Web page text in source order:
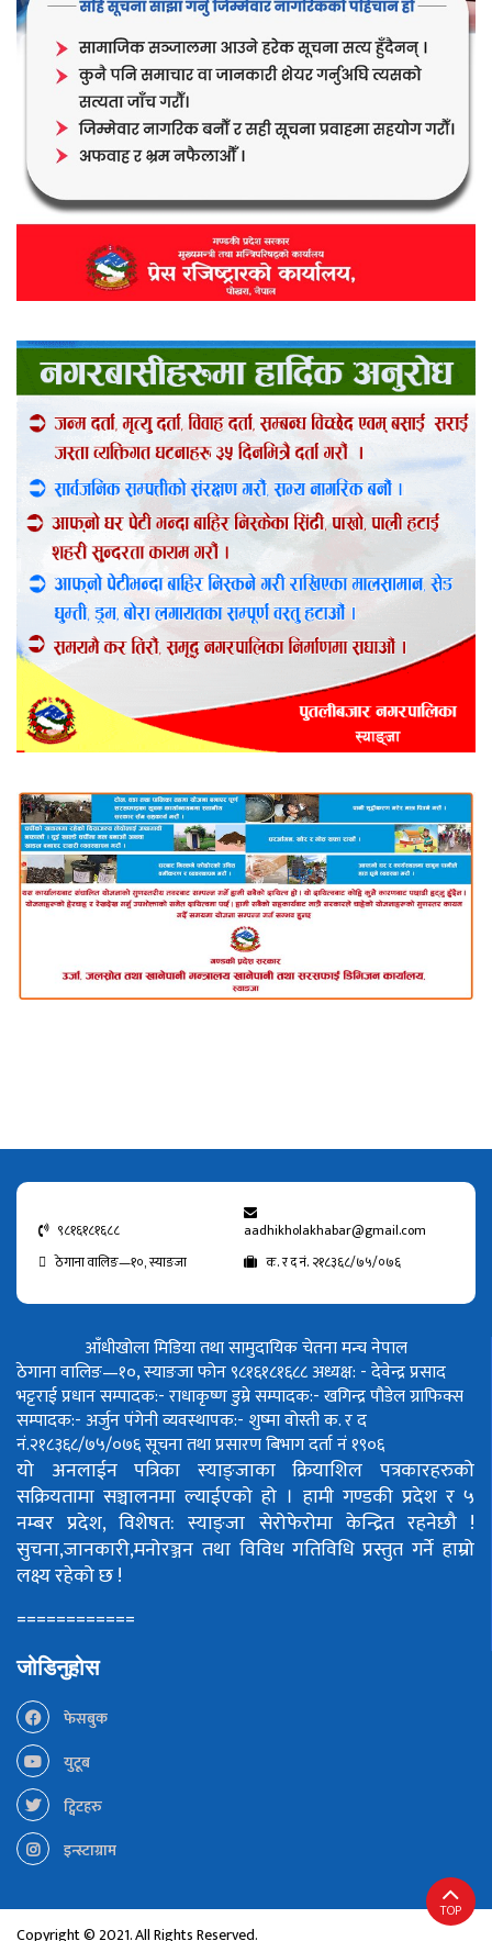
९८१६१८१६८८
aadhikholakhabar@gmail.com
ठेगाना वालिङ—१०, स्याङजा
क. र द नं. २१८३६८/७५/०७६
आँधीखोला मिडिया तथा सामुदायिक चेतना मन्च नेपाल
ठेगाना वालिङ—१०, स्याङजा फोन ९८१६१८१६८८अध्यक्ष: - देवेन्द्र प्रसाद
भट्टराईप्रधान सम्पादक:- राधाकृष्ण डुम्रेसम्पादक:- खगिन्द्र पौडेलग्राफिक्स
सम्पादक:- अर्जुन पंगेनीव्यवस्थापक:- शुष्मा वोस्तीक. र द
नं.२१८३६८/७५/०७६सूचना तथा प्रसारण बिभाग दर्ता नं १९०६
यो अनलाईन पत्रिका स्याङ्जाका क्रियाशिल पत्रकारहरुको
सक्रियतामा सञ्चालनमा ल्याईएको हो । हामी गण्डकी प्रदेश र ५
नम्बर प्रदेश, विशेषत: स्याङ्जा सेरोफेरोमा केन्द्रित रहनेछौ !
सुचना,जानकारी,मनोरञ्जन तथा विविध गतिविधि प्रस्तुत गर्ने हाम्रो
लक्ष्य रहेको छ !
============
जोडिनुहोस
फेसबुक
युटूब
ट्विटहरु
इन्स्टाग्राम
Copyright © 2021. All Rights Reserved.
TOP